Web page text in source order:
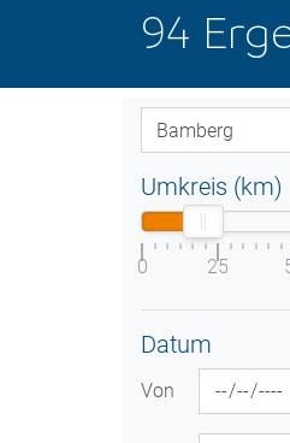
94
Umkreis (km)
0 25
Datum
Von